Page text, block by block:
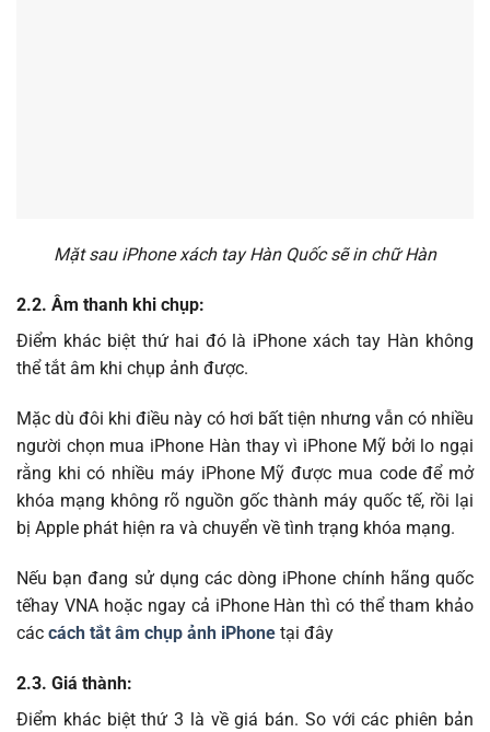
Mặt sau iPhone xách tay Hàn Quốc sẽ in chữ Hàn
2.2. Âm thanh khi chụp:
Điểm khác biệt thứ hai đó là iPhone xách tay Hàn không
thể tắt âm khi chụp ảnh được.
Mặc dù đôi khi điều này có hơi bất tiện nhưng vẫn có nhiều
người chọn mua iPhone Hàn thay vì iPhone Mỹ bởi lo ngại
rằng khi có nhiều máy iPhone Mỹ được mua code để mở
khóa mạng không rõ nguồn gốc thành máy quốc tế, rồi lại
bị Apple phát hiện ra và chuyển về tình trạng khóa mạng.
Nếu bạn đang sử dụng các dòng iPhone chính hãng quốc
tếhay VNA hoặc ngay cả iPhone Hàn thì có thể tham khảo
các cách tắt âm chụp ảnh iPhone tại đây
2.3. Giá thành:
Điểm khác biệt thứ 3 là về giá bán. So với các phiên bản